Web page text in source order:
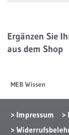
Ergänzen Sie
aus dem Shop
MEB Wissen
Impressum